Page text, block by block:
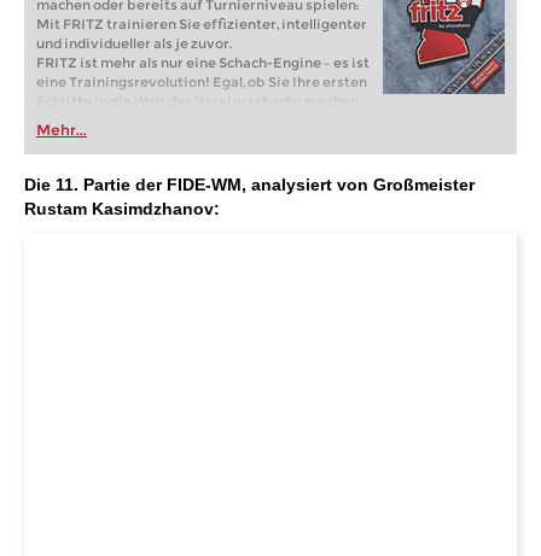
machen oder bereits auf Turnierniveau spielen:
Mit FRITZ trainieren Sie effizienter, intelligenter
und individueller als je zuvor.
FRITZ ist mehr als nur eine Schach-Engine – es ist
eine Trainingsrevolution! Egal, ob Sie Ihre ersten
Schritte in die Welt des Vereinsschachs machen
oder bereits auf Turnierniveau spielen: Mit
FRITZ trainieren Sie effizienter, intelligenter und
individueller als je zuvor.
Mehr...
Die 11. Partie der FIDE-WM, analysiert von Großmeister
Rustam Kasimdzhanov: